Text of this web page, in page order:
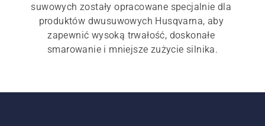
suwowych zostały opracowane specjalnie dla
produktów dwusuwowych Husqvarna, aby
zapewnić wysoką trwałość, doskonałe
smarowanie i mniejsze zużycie silnika.